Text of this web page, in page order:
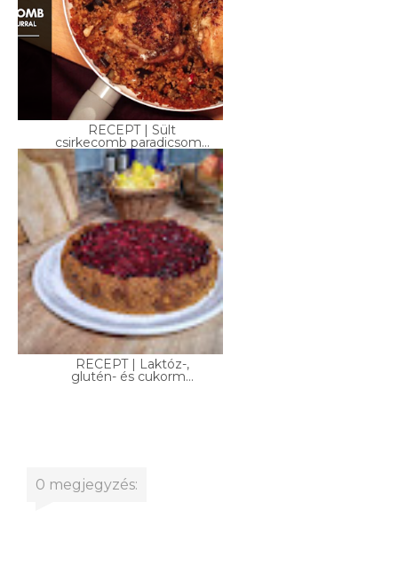
RECEPT | Sült
csirkecomb paradicsom...
RECEPT | Laktóz-,
glutén- és cukorm...
0 megjegyzés: